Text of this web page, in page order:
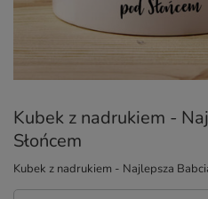
Kubek z nadrukiem -
Słońcem
Kubek z nadrukiem - Najlepsza